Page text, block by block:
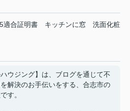
適合証明書 キッチンに窓
洗面化粧
ハウジング】は、ブログを通じて不
解決のお手伝いをする、合志市の
す。